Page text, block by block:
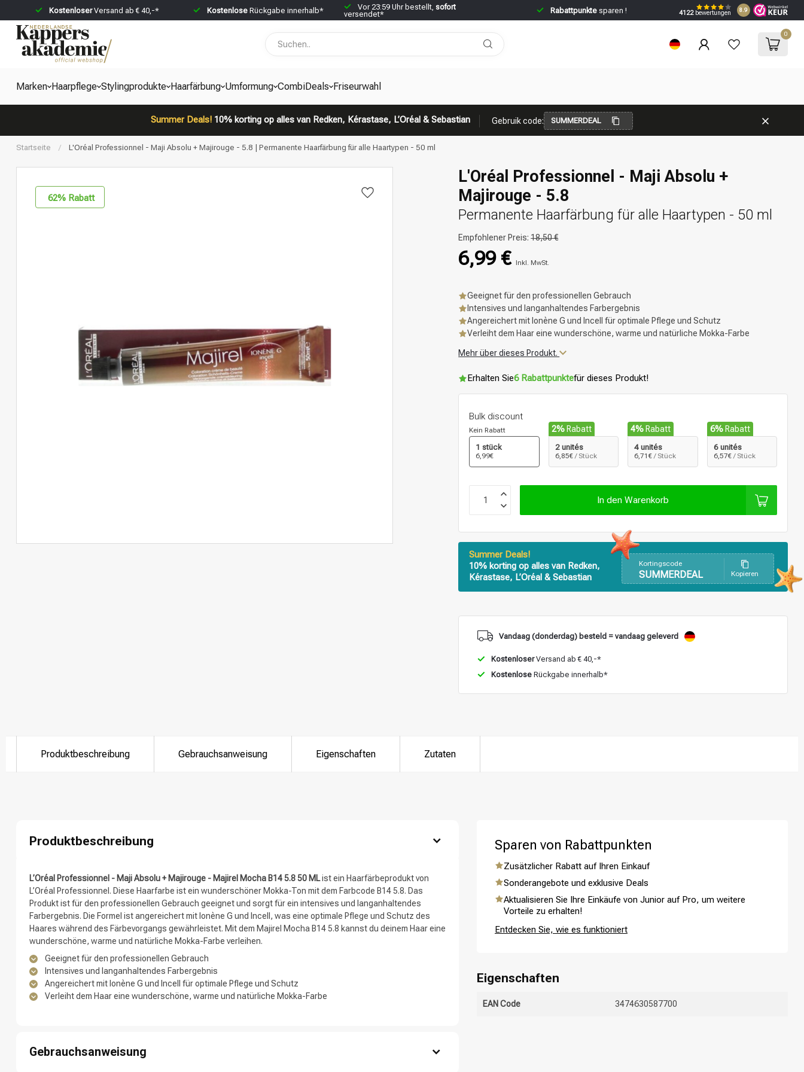
KostenloserVersand ab € 40,-* Kostenlose Rückgabe innerhalb* Vor 23:59 Uhr bestellt, sofort
versendet*
Rabattpunktesparen ! 4122bewertungen 8.9
0
Marken Haarpflege Stylingprodukte Haarfärbung Umformung CombiDeals Friseurwahl
Summer Deals!10% korting op alles van Redken, Kérastase, L’Oréal & Sebastian Gebruik code: SUMMERDEAL
Marken
Startseite / L'Oréal Professionnel - Maji Absolu + Majirouge - 5.8 | Permanente Haarfärbung für alle Haartypen - 50 ml
62% Rabatt
L'Oréal Professionnel - Maji Absolu +
Majirouge - 5.8
Permanente Haarfärbung für alle Haartypen - 50 ml
Empfohlener Preis:18,50 €
6,99 € Inkl. MwSt.
Geeignet für den professionellen Gebrauch
Intensives und langanhaltendes Farbergebnis
Angereichert mit Ionène G und Incell für optimale Pflege und Schutz
Verleiht dem Haar eine wunderschöne, warme und natürliche Mokka-Farbe
Mehr über dieses Produkt.
Erhalten Sie6 Rabattpunktefür dieses Produkt!
Bulk discount
Kein Rabatt
1 stück
6,99€
2%Rabatt
2 unités
6,85€ / Stück
4% Rabatt
4 unités
6,71€ / Stück
6%Rabatt
6 unités
6,57€ / Stück
In den Warenkorb
Summer Deals!
10% korting op alles van Redken,
Kérastase, L’Oréal & Sebastian
Kortingscode
SUMMERDEAL Kopieren
Vandaag (donderdag) besteld = vandaag geleverd
KostenloserVersand ab € 40,-*
Kostenlose Rückgabe innerhalb*
Produktbeschreibung Gebrauchsanweisung Eigenschaften Zutaten
Produktbeschreibung
L’Oréal Professionnel - Maji Absolu + Majirouge - Majirel Mocha B14 5.8 50 MList ein Haarfärbeprodukt von
L’Oréal Professionnel. Diese Haarfarbe ist ein wunderschöner Mokka-Ton mit dem Farbcode B14 5.8. Das
Produkt ist für den professionellen Gebrauch geeignet und sorgt für ein intensives und langanhaltendes
Farbergebnis. Die Formel ist angereichert mit Ionène G und Incell, was eine optimale Pflege und Schutz des
Haares während des Färbevorgangs gewährleistet. Mit dem Majirel Mocha B14 5.8 kannst du deinem Haar eine
wunderschöne, warme und natürliche Mokka-Farbe verleihen.
Geeignet für den professionellen Gebrauch
Intensives und langanhaltendes Farbergebnis
Angereichert mit Ionène G und Incell für optimale Pflege und Schutz
Verleiht dem Haar eine wunderschöne, warme und natürliche Mokka-Farbe
Gebrauchsanweisung
Sparen von Rabattpunkten
Zusätzlicher Rabatt auf Ihren Einkauf
Sonderangebote und exklusive Deals
Aktualisieren Sie Ihre Einkäufe von Junior auf Pro, um weitere
Vorteile zu erhalten!
Entdecken Sie, wie es funktioniert
Eigenschaften
EAN Code 3474630587700